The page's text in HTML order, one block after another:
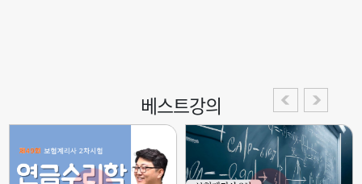
베스트강의